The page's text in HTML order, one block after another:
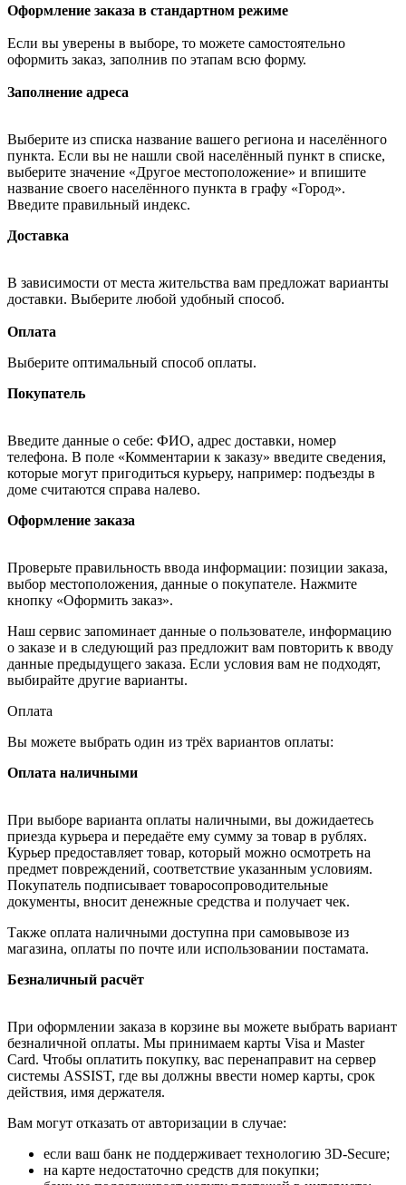
Оформление заказа в стандартном режиме
Если вы уверены в выборе, то можете самостоятельно
оформить заказ, заполнив по этапам всю форму.
Заполнение адреса
Выберите из списка название вашего региона и населённого
пункта. Если вы не нашли свой населённый пункт в списке,
выберите значение «Другое местоположение» и впишите
название своего населённого пункта в графу «Город».
Введите правильный индекс.
Доставка
В зависимости от места жительства вам предложат варианты
доставки. Выберите любой удобный способ.
Оплата
Выберите оптимальный способ оплаты.
Покупатель
Введите данные о себе: ФИО, адрес доставки, номер
телефона. В поле «Комментарии к заказу» введите сведения,
которые могут пригодиться курьеру, например: подъезды в
доме считаются справа налево.
Оформление заказа
Проверьте правильность ввода информации: позиции заказа,
выбор местоположения, данные о покупателе. Нажмите
кнопку «Оформить заказ».
Наш сервис запоминает данные о пользователе, информацию
о заказе и в следующий раз предложит вам повторить к вводу
данные предыдущего заказа. Если условия вам не подходят,
выбирайте другие варианты.
Оплата
Вы можете выбрать один из трёх вариантов оплаты:
Оплата наличными
При выборе варианта оплаты наличными, вы дожидаетесь
приезда курьера и передаёте ему сумму за товар в рублях.
Курьер предоставляет товар, который можно осмотреть на
предмет повреждений, соответствие указанным условиям.
Покупатель подписывает товаросопроводительные
документы, вносит денежные средства и получает чек.
Также оплата наличными доступна при самовывозе из
магазина, оплаты по почте или использовании постамата.
Безналичный расчёт
При оформлении заказа в корзине вы можете выбрать вариант
безналичной оплаты. Мы принимаем карты Visa и Master
Card. Чтобы оплатить покупку, вас перенаправит на сервер
системы ASSIST, где вы должны ввести номер карты, срок
действия, имя держателя.
Вам могут отказать от авторизации в случае:
если ваш банк не поддерживает технологию 3D-Secure;
на карте недостаточно средств для покупки;